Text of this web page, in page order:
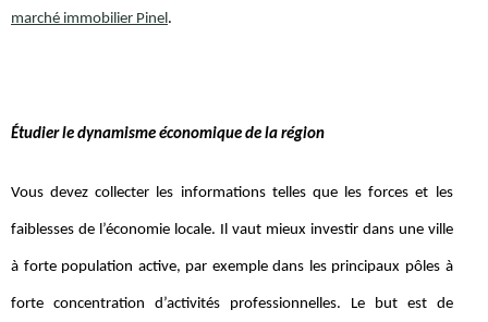
marché immobilier Pinel.
Étudier le dynamisme économique de la région
Vous devez collecter les informations telles que les forces et les
faiblesses de l’économie locale. Il vaut mieux investir dans une ville
à forte population active, par exemple dans les principaux pôles à
forte concentration d’activités professionnelles. Le but est de